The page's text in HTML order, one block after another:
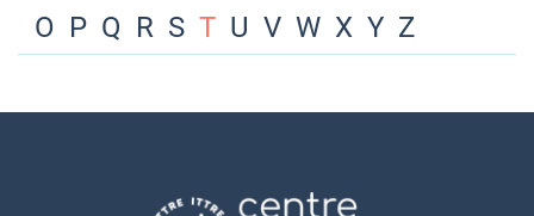
O P Q R S T U V W X Y Z